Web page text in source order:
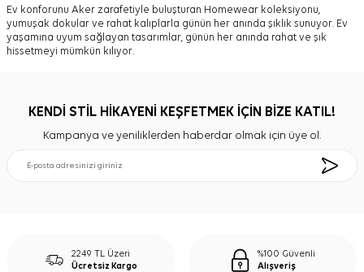
Ev konforunu Aker zarafetiyle buluşturan Homewear koleksiyonu,
yumuşak dokular ve rahat kalıplarla günün her anında şıklık sunuyor. Ev
yaşamına uyum sağlayan tasarımlar, günün her anında rahat ve şık
hissetmeyi mümkün kılıyor.
KENDİ STİL HİKAYENİ KEŞFETMEK İÇİN BİZE KATIL!
Kampanya ve yeniliklerden haberdar olmak için üye ol.
2249 TL Üzeri
Ücretsiz Kargo
%100 Güvenli
Alışveriş